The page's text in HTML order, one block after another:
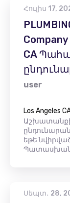
Հուլիս 17,
Company
CA
user
Los Angeles
Աշխատանքի
եթե
Սեպտ․ 28,